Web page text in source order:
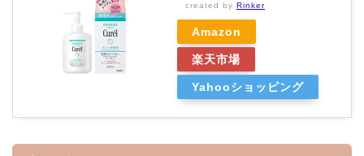
created by Rinker
Amazon
楽天市場
Yahooショッピング